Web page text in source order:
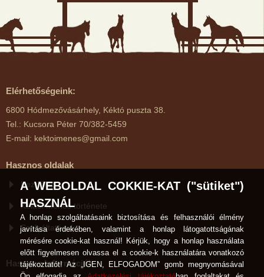
Elérhetőségeink:
6800 Hódmezővásárhely, Kéktó puszta 38.
Tel.: Kucsora Péter 70/382-5459
E-mail: kektoimenes@gmail.com
Hasznos oldalak
Kezdőlap
Kéktói Ménes története
Szolgáltatások
Hasznos Információk
A WEBOLDAL COKKIE-KAT ("sütiket")
HASZNÁL
A honlap szolgáltatásaink biztosítása és felhasználói élmény
javítása érdekében, valamint a honlap látogatottságának
mérésére cookie-kat használ! Kérjük, hogy a honlap használata
előtt figyelmesen olvassa el a cookie-k használatára vonatkozó
tájékoztatót! Az „IGEN, ELFOGADOM” gomb megnyomásával